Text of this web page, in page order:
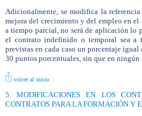
Adicionalmente, se modifica la
mejora del crecimiento y del empleo en el
a tiempo parcial, no será de aplicación lo
el contrato indefinido o temporal sea a
previstas en cada caso un porcentaje
30 puntos porcentuales, sin que en
volver al inicio
5. MODIFICACIONES EN LOS
CONTRATOS PARA LA FORMACIÓN Y